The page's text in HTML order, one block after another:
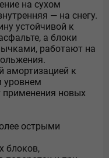
на сухом
— на снегу.
устойчивой к
а блоки
работают на
амортизацией к
применения новых
острыми
блоков,